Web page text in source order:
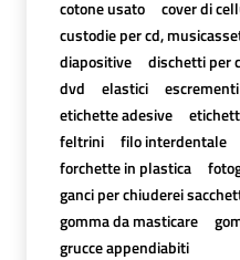
cotone usato cover di
custodie per cd,
diapositive
dischetti per
dvd
elastici
etichette adesive
feltrini
filo interdentale
forchette in plastica
ganci per chiuderei
gomma da masticare
grucce appendiabiti